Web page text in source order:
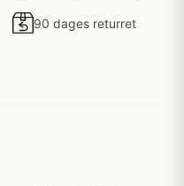
90 dages returret